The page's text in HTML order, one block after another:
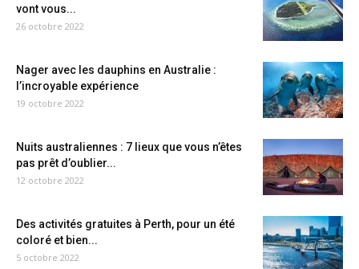
vont vous...
26 octobre 2022
Nager avec les dauphins en Australie :
l’incroyable expérience
19 octobre 2022
Nuits australiennes : 7 lieux que vous n’êtes
pas prêt d’oublier...
12 octobre 2022
Des activités gratuites à Perth, pour un été
coloré et bien...
5 octobre 2022